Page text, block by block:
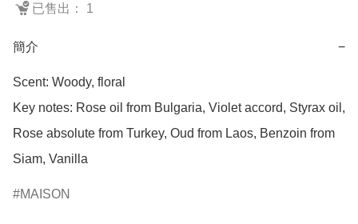
已售出： 1
簡介 −
Scent: Woody, floral
Key notes: Rose oil from Bulgaria, Violet accord, Styrax oil,
Rose absolute from Turkey, Oud from Laos, Benzoin from
Siam, Vanilla
MAISON